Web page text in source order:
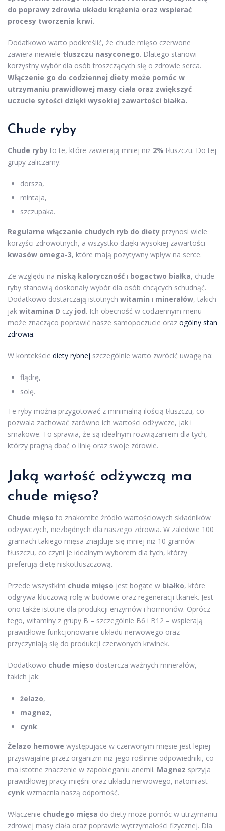
do poprawy zdrowia układu krążenia oraz wspierać
procesy tworzenia krwi.
Dodatkowo warto podkreślić, że chude mięso czerwone
zawiera niewiele tłuszczu nasyconego. Dlatego stanowi
korzystny wybór dla osób troszczących się o zdrowie serca.
Włączenie go do codziennej diety może pomóc w
utrzymaniu prawidłowej masy ciała oraz zwiększyć
uczucie sytości dzięki wysokiej zawartości białka.
Chude ryby
Chude ryby to te, które zawierają mniej niż 2% tłuszczu. Do tej
grupy zaliczamy:
dorsza,
mintaja,
szczupaka.
Regularne włączanie chudych ryb do diety przynosi wiele
korzyści zdrowotnych, a wszystko dzięki wysokiej zawartości
kwasów omega-3, które mają pozytywny wpływ na serce.
Ze względu na niską kaloryczność i bogactwo białka, chude
ryby stanowią doskonały wybór dla osób chcących schudnąć.
Dodatkowo dostarczają istotnych witamin i minerałów, takich
jak witamina D czy jod. Ich obecność w codziennym menu
może znacząco poprawić nasze samopoczucie oraz ogólny stan
zdrowia.
W kontekście diety rybnej szczególnie warto zwrócić uwagę na:
flądrę,
solę.
Te ryby można przygotować z minimalną ilością tłuszczu, co
pozwala zachować zarówno ich wartości odżywcze, jak i
smakowe. To sprawia, że są idealnym rozwiązaniem dla tych,
którzy pragną dbać o linię oraz swoje zdrowie.
Jaką wartość odżywczą ma
chude mięso?
Chude mięso to znakomite źródło wartościowych składników
odżywczych, niezbędnych dla naszego zdrowia. W zaledwie 100
gramach takiego mięsa znajduje się mniej niż 10 gramów
tłuszczu, co czyni je idealnym wyborem dla tych, którzy
preferują dietę niskotłuszczową.
Przede wszystkim chude mięso jest bogate w białko, które
odgrywa kluczową rolę w budowie oraz regeneracji tkanek. Jest
ono także istotne dla produkcji enzymów i hormonów. Oprócz
tego, witaminy z grupy B – szczególnie B6 i B12 – wspierają
prawidłowe funkcjonowanie układu nerwowego oraz
przyczyniają się do produkcji czerwonych krwinek.
Dodatkowo chude mięso dostarcza ważnych minerałów,
takich jak:
żelazo,
magnez,
cynk.
Żelazo hemowe występujące w czerwonym mięsie jest lepiej
przyswajalne przez organizm niż jego roślinne odpowiedniki, co
ma istotne znaczenie w zapobieganiu anemii. Magnez sprzyja
prawidłowej pracy mięśni oraz układu nerwowego, natomiast
cynk wzmacnia naszą odporność.
Włączenie chudego mięsa do diety może pomóc w utrzymaniu
zdrowej masy ciała oraz poprawie wytrzymałości fizycznej. Dla